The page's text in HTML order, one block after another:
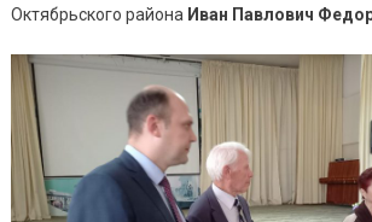
Октябрьского района Иван Павлович